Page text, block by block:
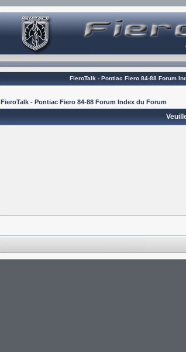
FieroTalk - Pontiac Fiero 84-88 Forum
FieroTalk - Pontiac Fiero 84-88 Forum Index du Forum